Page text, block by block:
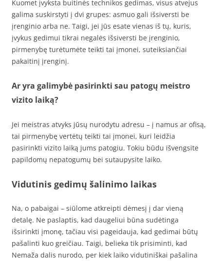
Kuomet įvyksta buitinės technikos gedimas, visus atvejus
galima suskirstyti į dvi grupes: asmuo gali išsiversti be
įrenginio arba ne. Taigi, jei jūs esate vienas iš tų, kuris,
įvykus gedimui tikrai negalės išsiversti be įrenginio,
pirmenybę turėtumėte teikti tai įmonei, suteiksiančiai
pakaitinį įrenginį.
Ar yra galimybė pasirinkti sau patogų meistro
vizito laiką?
Jei meistras atvyks jūsų nurodytu adresu – į namus ar ofisą,
tai pirmenybę vertėtų teikti tai įmonei, kuri leidžia
pasirinkti vizito laiką jums patogiu. Tokiu būdu išvengsite
papildomų nepatogumų bei sutaupysite laiko.
Vidutinis gedimų šalinimo laikas
Na, o pabaigai – siūlome atkreipti dėmesį į dar vieną
detalę. Ne paslaptis, kad daugeliui būna sudėtinga
išsirinkti įmonę, tačiau visi pageidauja, kad gedimai būtų
pašalinti kuo greičiau. Taigi, belieka tik prisiminti, kad
Nemaža dalis nurodo, per kiek laiko vidutiniškai pašalina